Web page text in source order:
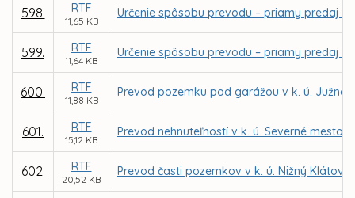
598. RTF
11,65 KB
Určenie spôsobu prevodu – priamy predaj
599. RTF
11,64 KB
Určenie spôsobu prevodu – priamy predaj
600. RTF
11,88 KB
Prevod pozemku pod garážou v k. ú. Južné
601. RTF
15,12 KB
Prevod nehnuteľností v k. ú. Severné mesto
602. RTF
20,52 KB
Prevod časti pozemkov v k. ú. Nižný Klátov